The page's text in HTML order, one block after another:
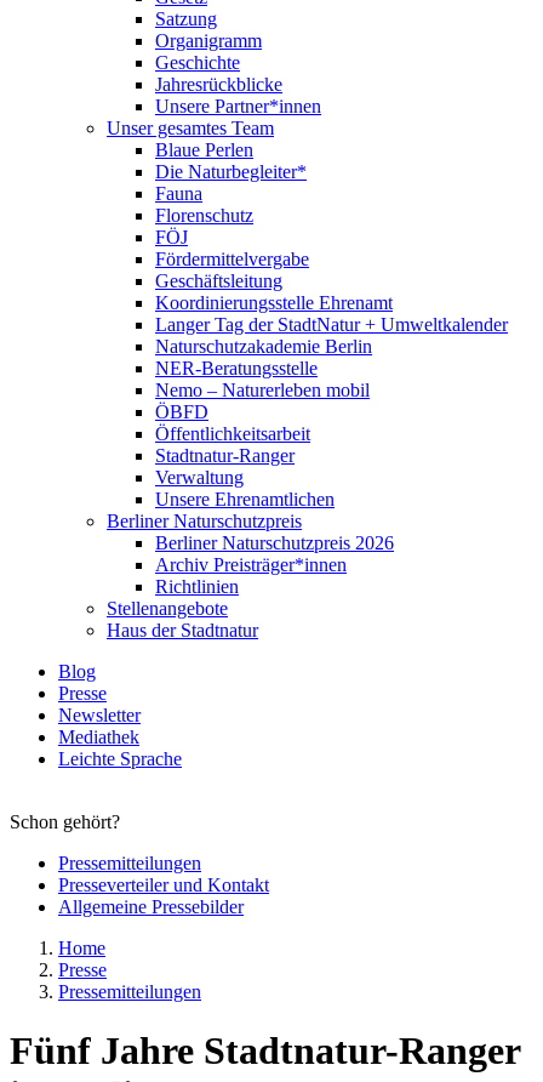
Satzung
Organigramm
Geschichte
Jahresrückblicke
Unsere Partner*innen
Unser gesamtes Team
Blaue Perlen
Die Naturbegleiter*
Fauna
Florenschutz
FÖJ
Fördermittelvergabe
Geschäftsleitung
Koordinierungsstelle Ehrenamt
Langer Tag der StadtNatur + Umweltkalender
Naturschutzakademie Berlin
NER-Beratungsstelle
Nemo – Naturerleben mobil
ÖBFD
Öffentlichkeitsarbeit
Stadtnatur-Ranger
Verwaltung
Unsere Ehrenamtlichen
Berliner Naturschutzpreis
Berliner Naturschutzpreis 2026
Archiv Preisträger*innen
Richtlinien
Stellenangebote
Haus der Stadtnatur
Blog
Presse
Newsletter
Mediathek
Leichte Sprache
Schon gehört?
Pressemitteilungen
Presseverteiler und Kontakt
Allgemeine Pressebilder
Home
Presse
Pressemitteilungen
Fünf Jahre Stadtnatur-Ranger